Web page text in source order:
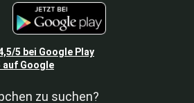
5 bei Google Play
auf Google
zu suchen?